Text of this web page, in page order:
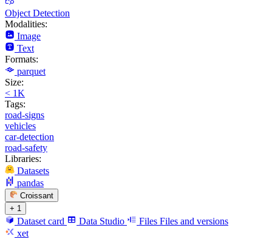
Object Detection
Modalities:
Image
Text
Formats:
parquet
Size:
< 1K
Tags:
road-signs
vehicles
car-detection
road-safety
Libraries:
Datasets
pandas
Croissant
+ 1
Dataset card Data Studio Files Files and versions
xet